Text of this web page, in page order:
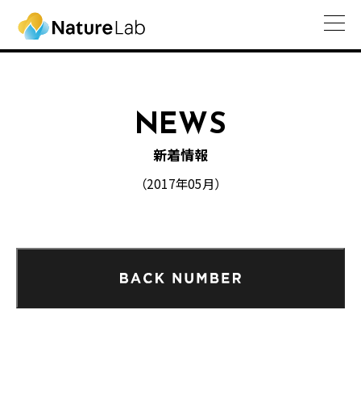
NEWS
新着情報
（2017年05月）